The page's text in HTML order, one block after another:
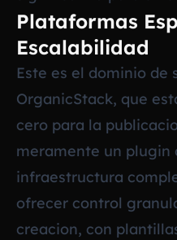
Plataformas
Escalabilidad
Este es el dominio de
OrganicStack, que
cero para la
meramente un plugin
infraestructura
ofrecer control
creacion, con